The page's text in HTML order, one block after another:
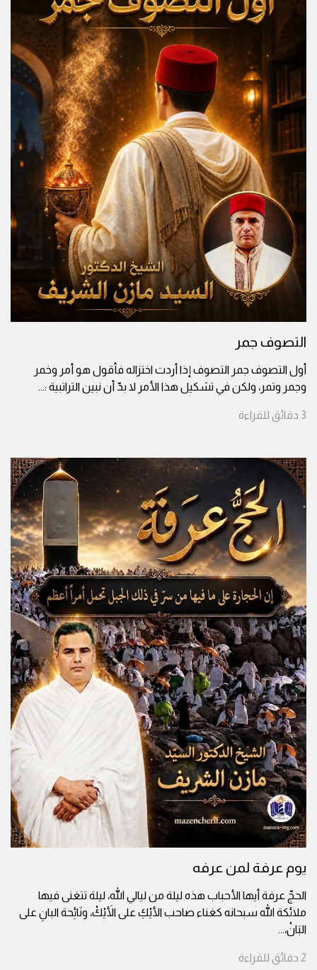
التصوف جمر
أول التصوف جمر التصوف إذا أردت اختزاله فأقول هو أمر وخمر
وجمر وتمر، ولكن في تشكيل هذا الأمر لا بدّ أن نبين التراتبية :...
3 دقائق للقراءة
يوم عرفة لمن عرفه
الحجّ عرفة أيها الأحباب هذه ليلة من ليالي الله، ليلة تتغنى فيها
ملائكة الله سبحانه كغناء صاحب الأيْكِ على الأَيْكْ، ونَائِحة البانِ على
البَانْ،...
2 دقائق للقراءة